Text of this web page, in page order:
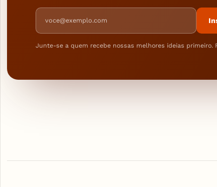
Endereço de e-mail
Junte-se a quem recebe nossas melhores ideias primeiro.